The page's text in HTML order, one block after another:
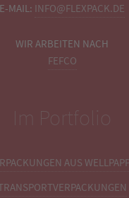
E-MAIL: INFO@FLEXPACK.DE
WIR ARBEITEN NACH
FEFCO
Im Portfolio
AUS